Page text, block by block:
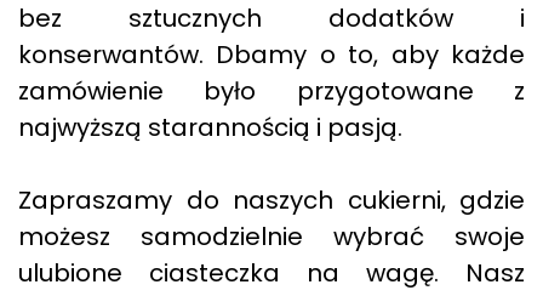
bez sztucznych dodatków i
konserwantów. Dbamy o to, aby każde
zamówienie było przygotowane z
najwyższą starannością i pasją.
Zapraszamy do naszych cukierni, gdzie
możesz samodzielnie wybrać swoje
ulubione ciasteczka na wagę. Nasz